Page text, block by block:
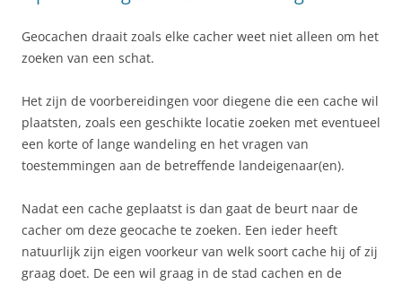
Geocachen draait zoals elke cacher weet niet alleen om het
zoeken van een schat.
Het zijn de voorbereidingen voor diegene die een cache wil
plaatsten, zoals een geschikte locatie zoeken met eventueel
een korte of lange wandeling en het vragen van
toestemmingen aan de betreffende landeigenaar(en).
Nadat een cache geplaatst is dan gaat de beurt naar de
cacher om deze geocache te zoeken. Een ieder heeft
natuurlijk zijn eigen voorkeur van welk soort cache hij of zij
graag doet. De een wil graag in de stad cachen en de